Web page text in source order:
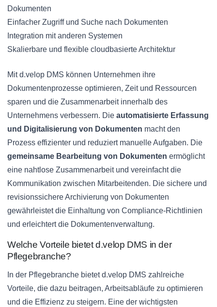
Dokumenten
Einfacher Zugriff und Suche nach Dokumenten
Integration mit anderen Systemen
Skalierbare und flexible cloudbasierte Architektur
Mit d.velop DMS können Unternehmen ihre
Dokumentenprozesse optimieren, Zeit und Ressourcen
sparen und die Zusammenarbeit innerhalb des
Unternehmens verbessern. Die automatisierte Erfassung
und Digitalisierung von Dokumenten macht den
Prozess effizienter und reduziert manuelle Aufgaben. Die
gemeinsame Bearbeitung von Dokumenten ermöglicht
eine nahtlose Zusammenarbeit und vereinfacht die
Kommunikation zwischen Mitarbeitenden. Die sichere und
revisionssichere Archivierung von Dokumenten
gewährleistet die Einhaltung von Compliance-Richtlinien
und erleichtert die Dokumentenverwaltung.
Welche Vorteile bietet d.velop DMS in der
Pflegebranche?
In der Pflegebranche bietet d.velop DMS zahlreiche
Vorteile, die dazu beitragen, Arbeitsabläufe zu optimieren
und die Effizienz zu steigern. Eine der wichtigsten